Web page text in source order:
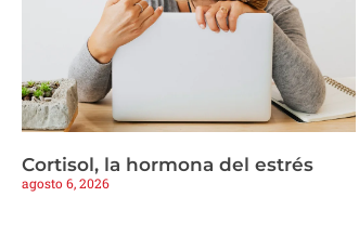
Cortisol, la hormona del estrés
agosto 6, 2026